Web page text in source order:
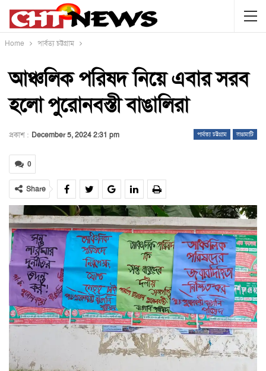
Home পার্বত্য চট্টগ্রাম
আঞ্চলিক পরিষদ নিয়ে এবার সরব
হলো পুরোনবস্তী বাঙালিরা
পার্বত্য চট্টগ্রাম রাঙামাটি
প্রকাশ : December 5, 2024 2:31 pm
0
Share